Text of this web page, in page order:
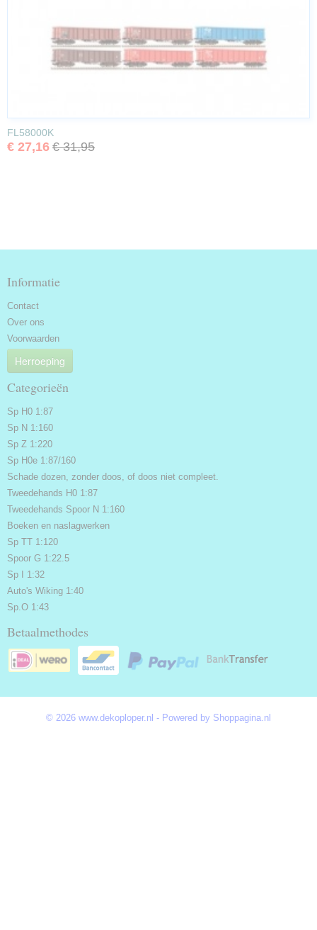
FL58000K
€ 27,16 € 31,95
Informatie
Contact
Over ons
Voorwaarden
Herroeping
Categorieën
Sp H0 1:87
Sp N 1:160
Sp Z 1:220
Sp H0e 1:87/160
Schade dozen, zonder doos, of doos niet compleet.
Tweedehands H0 1:87
Tweedehands Spoor N 1:160
Boeken en naslagwerken
Sp TT 1:120
Spoor G 1:22.5
Sp I 1:32
Auto's Wiking 1:40
Sp.O 1:43
Betaalmethodes
© 2026 www.dekoploper.nl - Powered by Shoppagina.nl